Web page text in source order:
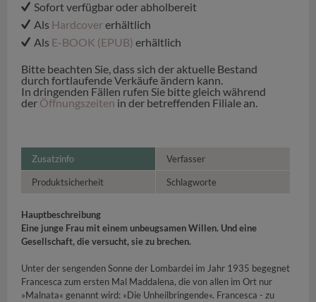
Sofort verfügbar oder abholbereit
Als Hardcovererhältlich
Als E-BOOK (EPUB) erhältlich
Bitte beachten Sie, dass sich der aktuelle Bestand
durch fortlaufende Verkäufe ändern kann.
In dringenden Fällen rufen Sie bitte gleich während
der Öffnungszeiten in der betreffenden Filiale an.
Zusatzinfo Verfasser
Produktsicherheit Schlagworte
Hauptbeschreibung
Eine junge Frau mit einem unbeugsamen Willen. Und eine
Gesellschaft, die versucht, sie zu brechen.
Unter der sengenden Sonne der Lombardei im Jahr 1935 begegnet
Francesca zum ersten Mal Maddalena, die von allen im Ort nur
»Malnata« genannt wird: »Die Unheilbringende«. Francesca - zu